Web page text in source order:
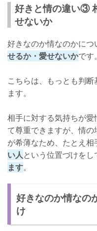
好きと情の違い③
せないか
好きなのか情なのかに
せるか・愛せないかです。
こちらは、もっとも判
ます。
相手に対する気持ちが
て尊重できますが、情
が希薄なため、たとえ
い人という位置づけをし
ます。
好きなのか情なの
け